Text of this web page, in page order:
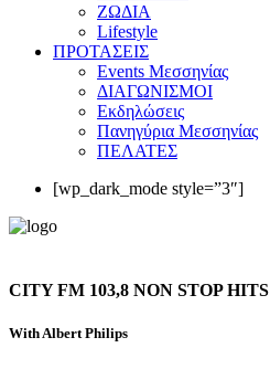
ΖΩΔΙΑ
Lifestyle
ΠΡΟΤΑΣΕΙΣ
Events Μεσσηνίας
ΔΙΑΓΩΝΙΣΜΟΙ
Εκδηλώσεις
Πανηγύρια Μεσσηνίας
ΠΕΛΑΤΕΣ
[wp_dark_mode style=”3″]
CITY FM 103,8 NON STOP HITS
With Albert Philips